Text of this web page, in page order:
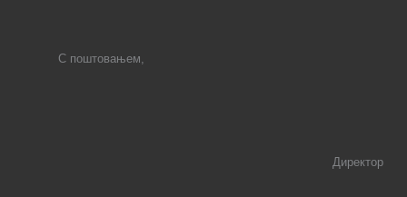
С поштовањем,
Директор